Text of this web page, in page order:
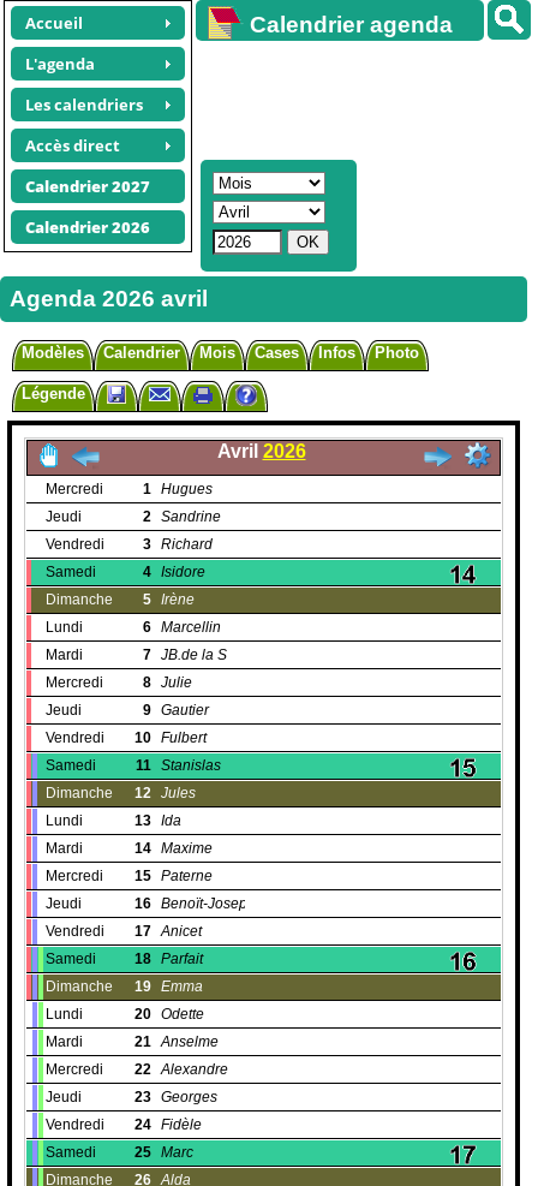
Accueil
L'agenda
Les calendriers
Accès direct
Calendrier 2027
Calendrier 2026
Calendrier agenda
Agenda 2026 avril
Modèles Calendrier Mois Cases Infos Photo
Légende
Avril 2026
Mercredi 1 Hugues
Jeudi
2 Sandrine
Vendredi
3 Richard
Samedi
4 Isidore
Dimanche
5 Irène
Lundi
6 Marcellin
Mardi
7 JB.de la S
Mercredi
8 Julie
Jeudi
9 Gautier
Vendredi
10 Fulbert
Samedi
11 Stanislas
Dimanche
12 Jules
Lundi
13 Ida
Mardi
14 Maxime
Mercredi
15 Paterne
Jeudi
16 Benoït-Joseph
Vendredi
17 Anicet
Samedi
18 Parfait
Dimanche
19 Emma
Lundi
20 Odette
Mardi
21 Anselme
Mercredi
22 Alexandre
Jeudi
23 Georges
Vendredi
24 Fidèle
Samedi
25 Marc
Dimanche
26 Alda